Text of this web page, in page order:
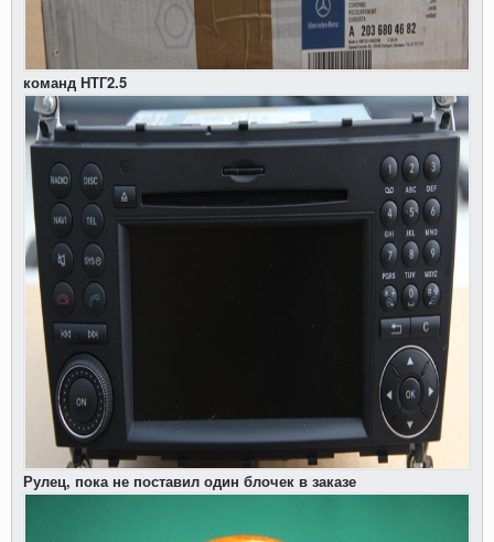
команд НТГ2.5
Рулец, пока не поставил один блочек в заказе